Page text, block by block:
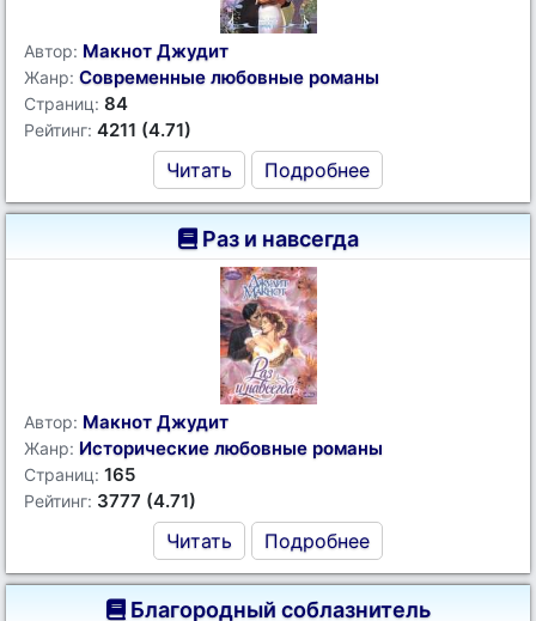
Автор: Макнот Джудит
Жанр: Современные любовные романы
Страниц: 84
Рейтинг: 4211 (4.71)
Читать Подробнее
Раз и навсегда
Автор: Макнот Джудит
Жанр: Исторические любовные романы
Страниц: 165
Рейтинг: 3777 (4.71)
Читать Подробнее
Благородный соблазнитель